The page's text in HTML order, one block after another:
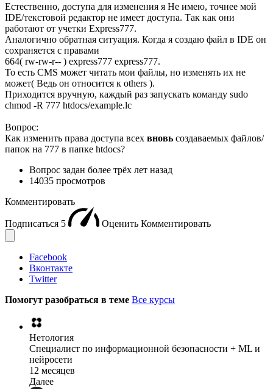
Естественно, доступа для изменения я Не имею, точнее мой
IDE/текстовой редактор не имеет доступа. Так как они
работают от учетки Express777.
Аналогично обратная ситуация. Когда я создаю файл в IDE он
сохраняется с правами
664( rw-rw-r-- ) express777 express777.
То есть CMS может читать мои файлы, но изменять их не
может( Ведь он относится к others ).
Приходится вручную, каждый раз запускать команду sudo
chmod -R 777 htdocs/example.lc
Вопрос:
Как изменить права доступа всех вновь создаваемых файлов/
папок на 777 в папке htdocs?
Вопрос задан более трёх лет назад
14035 просмотров
Комментировать
Подписаться 5 Оценить Комментировать
Facebook
Вконтакте
Twitter
Помогут разобраться в теме Все курсы
Нетология
Специалист по информационной безопасности + ML и
нейросети
12 месяцев
Далее